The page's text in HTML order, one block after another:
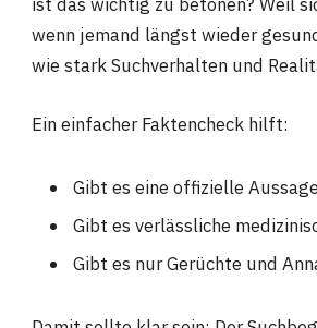
ist das wichtig zu betonen? Weil
wenn jemand längst wieder
wie stark Suchverhalten und
Ein einfacher Faktencheck hilft:
Gibt es eine offizielle
Gibt es verlässliche
Gibt es nur Gerüchte und